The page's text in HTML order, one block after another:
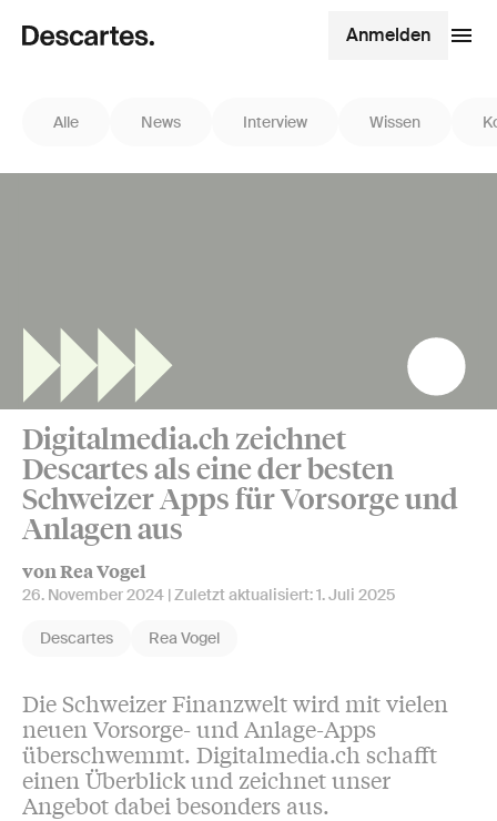
Anmelden
Alle News Interview Wissen
Digitalmedia.ch zeichnet
Descartes als eine der besten
Schweizer Apps für Vorsorge und
Anlagen aus
von Rea Vogel
26. November 2024 | Zuletzt aktualisiert:1. Juli 2025
Descartes Rea Vogel
Die Schweizer Finanzwelt wird mit vielen
neuen Vorsorge- und Anlage-Apps
überschwemmt. Digitalmedia.ch schafft
einen Überblick und zeichnet unser
Angebot dabei besonders aus.